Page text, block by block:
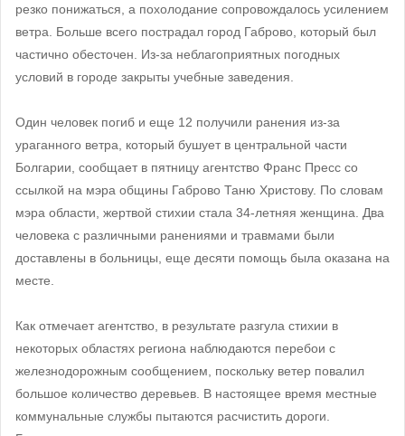
резко понижаться, а похолодание сопровождалось усилением
ветра. Больше всего пострадал город Габрово, который был
частично обесточен. Из-за неблагоприятных погодных
условий в городе закрыты учебные заведения.
Один человек погиб и еще 12 получили ранения из-за
ураганного ветра, который бушует в центральной части
Болгарии, сообщает в пятницу агентство Франс Пресс со
ссылкой на мэра общины Габрово Таню Христову. По словам
мэра области, жертвой стихии стала 34-летняя женщина. Два
человека с различными ранениями и травмами были
доставлены в больницы, еще десяти помощь была оказана на
месте.
Как отмечает агентство, в результате разгула стихии в
некоторых областях региона наблюдаются перебои с
железнодорожным сообщением, поскольку ветер повалил
большое количество деревьев. В настоящее время местные
коммунальные службы пытаются расчистить дороги.